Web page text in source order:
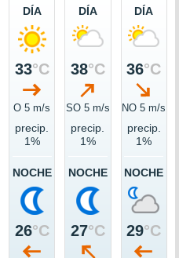
DÍA
33°C
O 5 m/s
precip.
1%
NOCHE
26°C
DÍA
38°C
SO 5 m/s
precip.
1%
NOCHE
27°C
DÍA
36°C
NO 5 m/s
precip.
1%
NOCHE
29°C